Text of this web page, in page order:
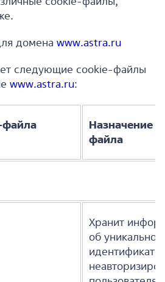
домена www.astra.ru
следующие cookie-файлы
www.astra.ru:
файла
Назначение
файла
Хранит
об уникальном